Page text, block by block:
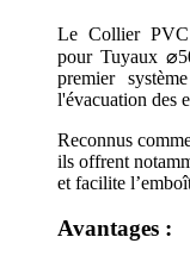
Le Collier
pour Tuyaux
premier
l'évacuation des
Reconnus
ils offrent
et facilite
Avantages :